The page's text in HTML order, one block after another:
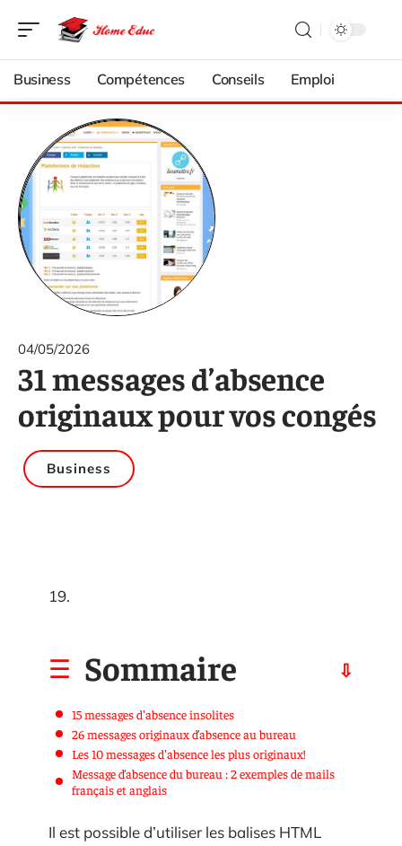
Business Compétences Conseils Emploi
04/05/2026
31 messages d’absence
originaux pour vos congés
Business
19.
Sommaire
15 messages d'absence insolites
26 messages originaux d’absence au bureau
Les 10 messages d'absence les plus originaux!
Message d’absence du bureau : 2 exemples de mails
français et anglais
Il est possible d’utiliser les balises HTML